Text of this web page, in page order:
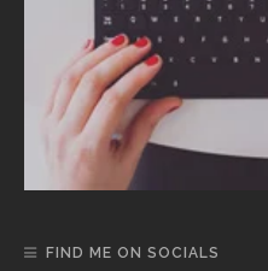
FIND ME ON SOCIALS